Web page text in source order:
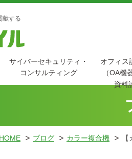
献する
サイバーセキュリティ・
コンサルティング
オフィス
（OA機
資料
HOME ブログ カラー複合機